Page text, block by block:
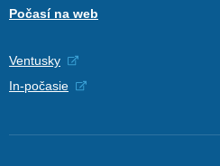
Počasí na web
Ventusky
In-počasie